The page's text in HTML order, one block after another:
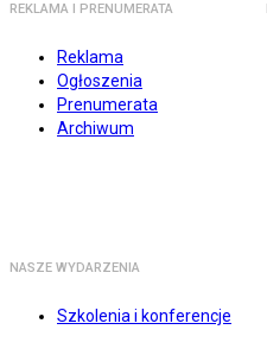
REKLAMA I PRENUMERATA
Reklama
Ogłoszenia
Prenumerata
Archiwum
NASZE WYDARZENIA
Szkolenia i konferencje